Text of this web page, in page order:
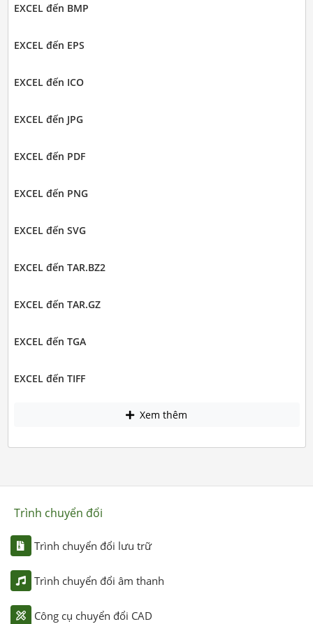
EXCEL đến BMP
EXCEL đến EPS
EXCEL đến ICO
EXCEL đến JPG
EXCEL đến PDF
EXCEL đến PNG
EXCEL đến SVG
EXCEL đến TAR.BZ2
EXCEL đến TAR.GZ
EXCEL đến TGA
EXCEL đến TIFF
Xem thêm
Trình chuyển đổi
Trình chuyển đổi lưu trữ
Trình chuyển đổi âm thanh
Công cụ chuyển đổi CAD